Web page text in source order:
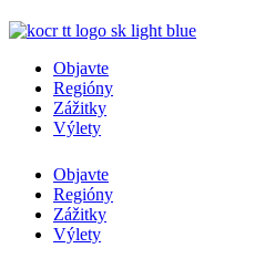
Objavte
Regióny
Zážitky
Výlety
Objavte
Regióny
Zážitky
Výlety